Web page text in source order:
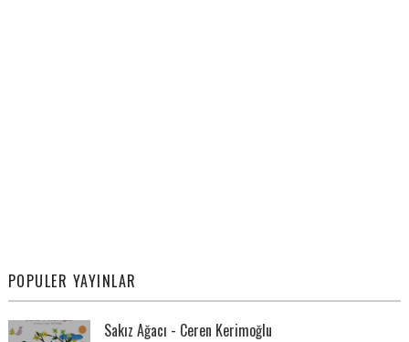
POPULER YAYINLAR
Sakız Ağacı - Ceren Kerimoğlu